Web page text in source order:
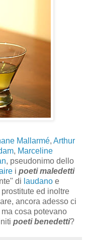
Mallarmé, Arthur
, Marceline
, pseudonimo dello
i poeti maledetti
di laudano e
ed inoltre
ancora adesso ci
cosa potevano
poeti benedetti?